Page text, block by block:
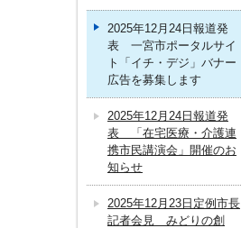
2025年12月24日報道発
表 一宮市ポータルサイ
ト「イチ・デジ」バナー
広告を募集します
2025年12月24日報道発
表 「在宅医療・介護連
携市民講演会」開催のお
知らせ
2025年12月23日定例市長
記者会見 みどりの創